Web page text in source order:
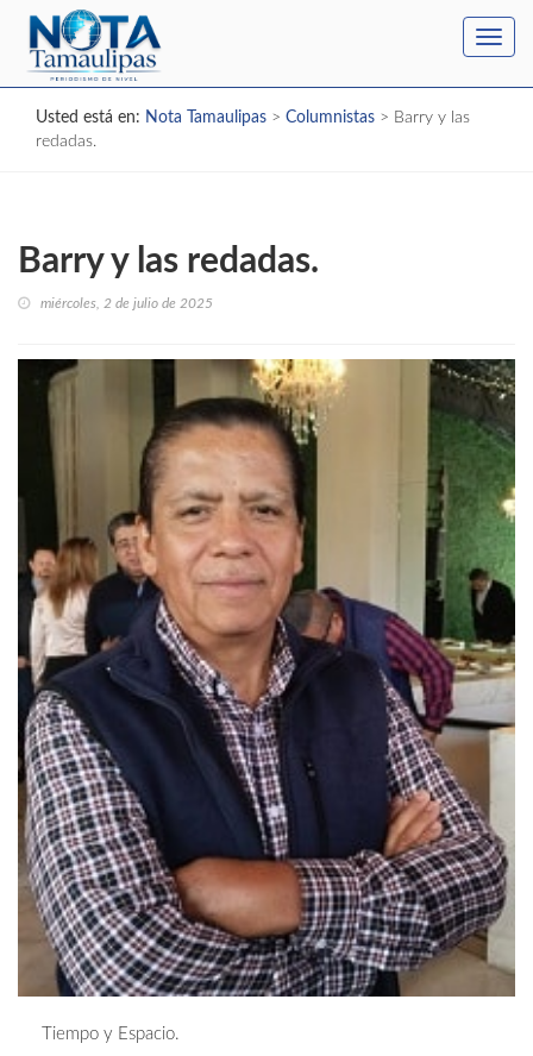
Usted está en: Nota Tamaulipas > Columnistas > Barry y las
redadas.
Barry y las redadas.
miércoles, 2 de julio de 2025
Tiempo y Espacio.